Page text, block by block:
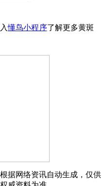
懂鸟小程序了解更多黄斑
据网络资讯自动生成，仅供